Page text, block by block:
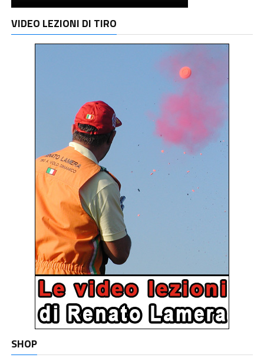
VIDEO LEZIONI DI TIRO
SHOP